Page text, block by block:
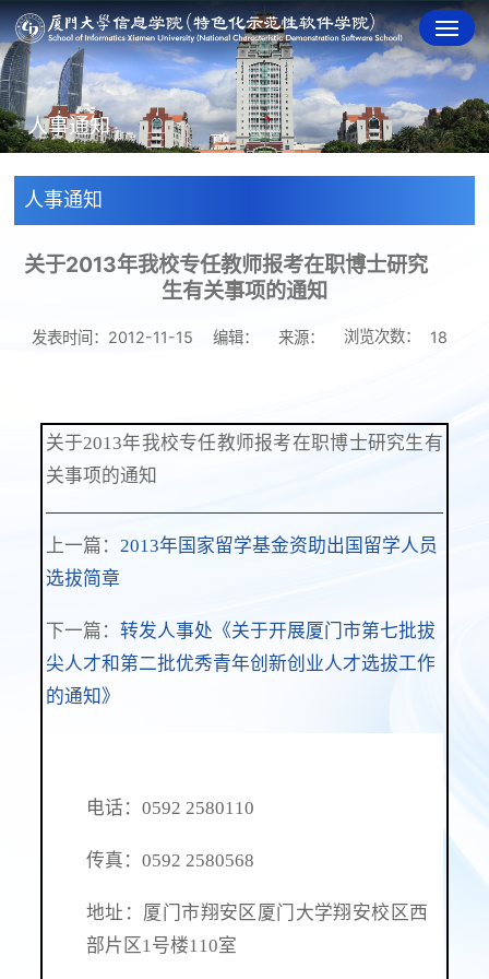
人事通知
人事通知
关于2013年我校专任教师报考在职博士研究
生有关事项的通知
发表时间：2012-11-15 编辑： 来源： 浏览次数： 18
关于2013年我校专任教师报考在职博士研究生有
关事项的通知
上一篇： 2013年国家留学基金资助出国留学人员
选拔简章
下一篇： 转发人事处《关于开展厦门市第七批拔
尖人才和第二批优秀青年创新创业人才选拔工作
的通知》
电话：0592 2580110
传真：0592 2580568
地址：厦门市翔安区厦门大学翔安校区西
部片区1号楼110室